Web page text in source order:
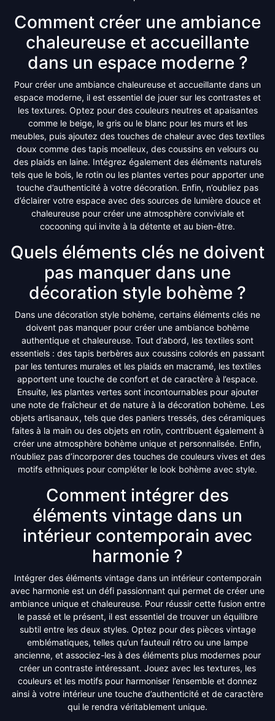
Comment créer une ambiance
chaleureuse et accueillante
dans un espace moderne ?
Pour créer une ambiance chaleureuse et accueillante dans un
espace moderne, il est essentiel de jouer sur les contrastes et
les textures. Optez pour des couleurs neutres et apaisantes
comme le beige, le gris ou le blanc pour les murs et les
meubles, puis ajoutez des touches de chaleur avec des textiles
doux comme des tapis moelleux, des coussins en velours ou
des plaids en laine. Intégrez également des éléments naturels
tels que le bois, le rotin ou les plantes vertes pour apporter une
touche d’authenticité à votre décoration. Enfin, n’oubliez pas
d’éclairer votre espace avec des sources de lumière douce et
chaleureuse pour créer une atmosphère conviviale et
cocooning qui invite à la détente et au bien-être.
Quels éléments clés ne doivent
pas manquer dans une
décoration style bohème ?
Dans une décoration style bohème, certains éléments clés ne
doivent pas manquer pour créer une ambiance bohème
authentique et chaleureuse. Tout d’abord, les textiles sont
essentiels : des tapis berbères aux coussins colorés en passant
par les tentures murales et les plaids en macramé, les textiles
apportent une touche de confort et de caractère à l’espace.
Ensuite, les plantes vertes sont incontournables pour ajouter
une note de fraîcheur et de nature à la décoration bohème. Les
objets artisanaux, tels que des paniers tressés, des céramiques
faites à la main ou des objets en rotin, contribuent également à
créer une atmosphère bohème unique et personnalisée. Enfin,
n’oubliez pas d’incorporer des touches de couleurs vives et des
motifs ethniques pour compléter le look bohème avec style.
Comment intégrer des
éléments vintage dans un
intérieur contemporain avec
harmonie ?
Intégrer des éléments vintage dans un intérieur contemporain
avec harmonie est un défi passionnant qui permet de créer une
ambiance unique et chaleureuse. Pour réussir cette fusion entre
le passé et le présent, il est essentiel de trouver un équilibre
subtil entre les deux styles. Optez pour des pièces vintage
emblématiques, telles qu’un fauteuil rétro ou une lampe
ancienne, et associez-les à des éléments plus modernes pour
créer un contraste intéressant. Jouez avec les textures, les
couleurs et les motifs pour harmoniser l’ensemble et donnez
ainsi à votre intérieur une touche d’authenticité et de caractère
qui le rendra véritablement unique.